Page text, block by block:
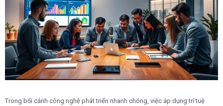
Trong bối cảnh công nghệ phát triển nhanh chóng, việc áp dụng trí tuệ